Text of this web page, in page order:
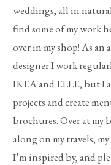
weddings, all in
find some of my work
over in my shop! As
designer I work
IKEA and ELLE, but I
projects and create
brochures. Over at my
along on my travels,
I’m inspired by, and